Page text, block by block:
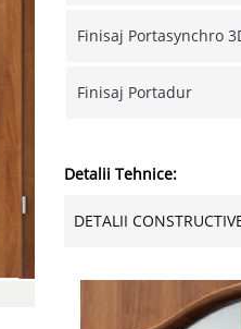
Finisaj Portasynchro
Finisaj Portadur
Detalii Tehnice:
DETALII